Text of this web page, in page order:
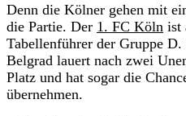
Denn die Kölner gehen mit
die Partie. Der 1. FC Köln ist
Tabellenführer der Gruppe D.
Belgrad lauert nach zwei
Platz und hat sogar die
übernehmen.